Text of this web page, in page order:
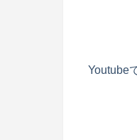
Youtube